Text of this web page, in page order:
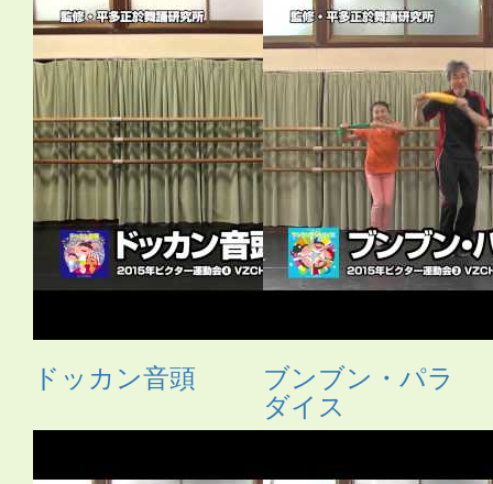
ドッカン音頭 ブンブン・パラ
ダイス